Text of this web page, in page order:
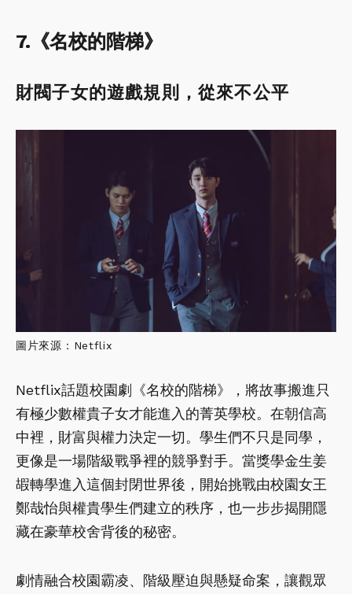
7.《名校的階梯》
財閥子女的遊戲規則，從來不公平
圖片來源：Netflix
Netflix話題校園劇《名校的階梯》，將故事搬進只
有極少數權貴子女才能進入的菁英學校。在朝信高
中裡，財富與權力決定一切。學生們不只是同學，
更像是一場階級戰爭裡的競爭對手。當獎學金生姜
嘏轉學進入這個封閉世界後，開始挑戰由校園女王
鄭哉怡與權貴學生們建立的秩序，也一步步揭開隱
藏在豪華校舍背後的秘密。
劇情融合校園霸凌、階級壓迫與懸疑命案，讓觀眾